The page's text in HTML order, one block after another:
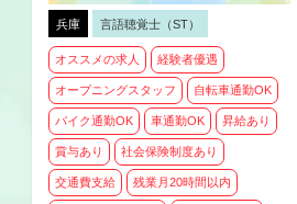
兵庫 言語聴覚士（ST）
オススメの求人 経験者優遇
オープニングスタッフ 自転車通勤OK
バイク通勤OK 車通勤OK 昇給あり
賞与あり 社会保険制度あり
交通費支給 残業月20時間以内